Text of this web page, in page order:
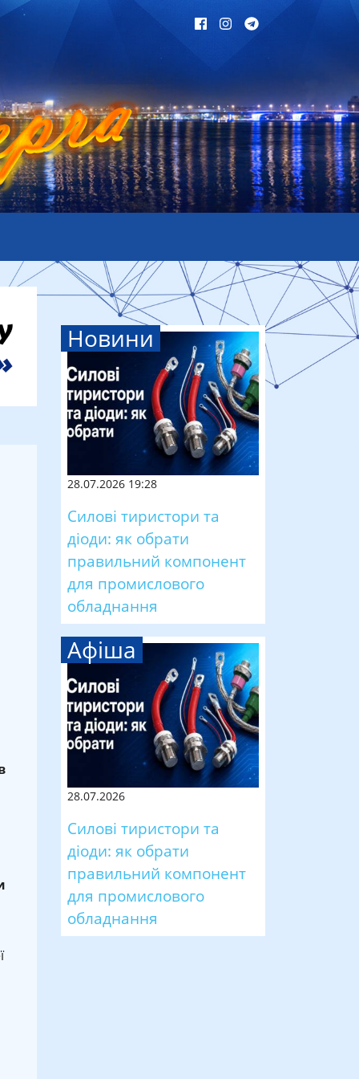
Новини
28.07.2026 19:28
Силові тиристори та
діоди: як обрати
правильний компонент
для промислового
обладнання
Афіша
28.07.2026
Силові тиристори та
діоди: як обрати
правильний компонент
для промислового
обладнання